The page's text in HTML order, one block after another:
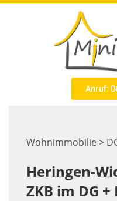
Anruf:
Wohnimmobilie >
Heringen-
ZKB im DG